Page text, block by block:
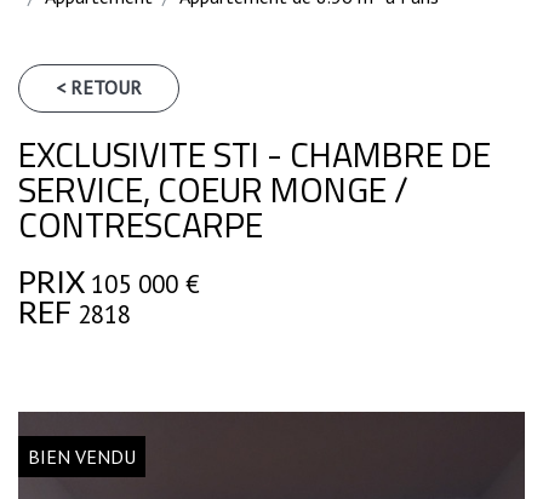
< RETOUR
EXCLUSIVITE STI - CHAMBRE DE
SERVICE, COEUR MONGE /
CONTRESCARPE
PRIX 105 000 €
REF 2818
BIEN VENDU